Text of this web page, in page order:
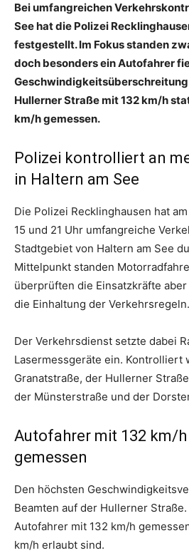
Bei umfangreichen
See hat die Polizei
festgestellt. Im Fokus standen
doch besonders ein Autofahrer
Geschwindigkeitsüberschreitung
Hullerner Straße mit 132 km/h
km/h gemessen.
Polizei kontrolliert an
in Haltern am See
Die Polizei Recklinghausen hat
15 und 21 Uhr umfangreiche
Stadtgebiet von Haltern am See
Mittelpunkt standen
überprüften die Einsatzkräfte
die Einhaltung der Verkehrsregeln.
Der Verkehrsdienst setzte dabei
Lasermessgeräte ein. Kontrolliert
Granatstraße, der Hullerner
der Münsterstraße und der
Autofahrer mit 132 km/
gemessen
Den höchsten
Beamten auf der Hullerner
Autofahrer mit 132 km/h
km/h erlaubt sind.